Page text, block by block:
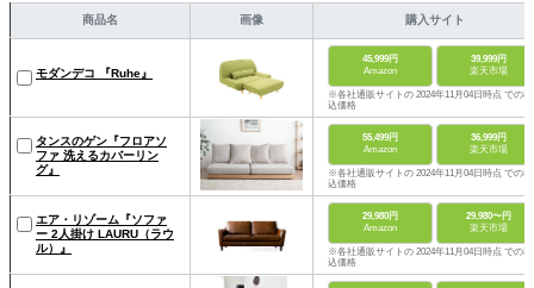
商品名 画像 購入サイト
モダンデコ 『Ruhe』
45,999円
Amazon
39,999円
楽天市場
※各社通販サイトの 2024年11月04日時点 での税
込価格
タンスのゲン『フロアソ
ファ 洗えるカバーリン
グ』
55,499円
Amazon
36,999円
楽天市場
※各社通販サイトの 2024年11月04日時点 での税
込価格
エア・リゾーム『ソファ
ー 2人掛け LAURU（ラウ
ル）』
29,980円
Amazon
29,980〜円
楽天市場
※各社通販サイトの 2024年11月04日時点 での税
込価格